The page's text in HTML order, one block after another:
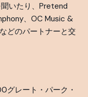
いたり、Pretend
、OC Music &
どのパートナーと交
グレート・パーク・